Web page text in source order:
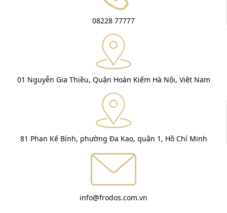
08228 77777
01 Nguyễn Gia Thiều, Quận Hoàn Kiếm Hà Nội, Việt Nam
81 Phan Kế Bính, phường Đa Kao, quận 1, Hồ Chí Minh
info@frodos.com.vn